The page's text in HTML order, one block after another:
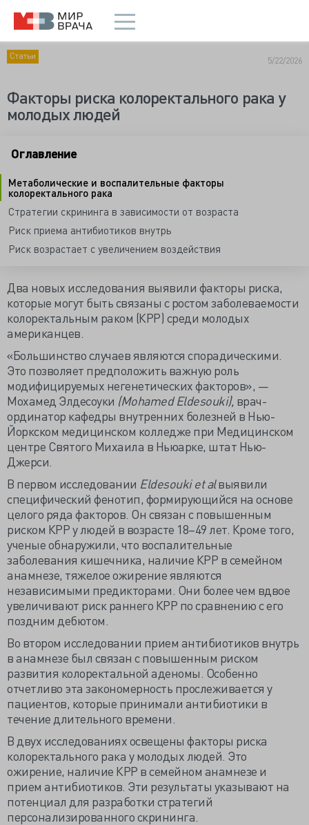
Статьи 5/22/2026
Факторы риска колоректального рака у
молодых людей
Оглавление
Метаболические и воспалительные факторы
колоректального рака
Стратегии скрининга в зависимости от возраста
Риск приема антибиотиков внутрь
Риск возрастает с увеличением воздействия
Два новых исследования выявили факторы риска,
которые могут быть связаны с ростом заболеваемости
колоректальным раком (КРР) среди молодых
американцев.
«Большинство случаев являются спорадическими.
Это позволяет предположить важную роль
модифицируемых негенетических факторов», —
Мохамед Элдесоуки (Mohamed Eldesouki), врач-
ординатор кафедры внутренних болезней в Нью-
Йоркском медицинском колледже при Медицинском
центре Святого Михаила в Ньюарке, штат Нью-
Джерси.
В первом исследовании Eldesouki et alвыявили
специфический фенотип, формирующийся на основе
целого ряда факторов. Он связан с повышенным
риском КРР у людей в возрасте 18–49 лет. Кроме того,
ученые обнаружили, что воспалительные
заболевания кишечника, наличие КРР в семейном
анамнезе, тяжелое ожирение являются
независимыми предикторами. Они более чем вдвое
увеличивают риск раннего КРР по сравнению с его
поздним дебютом.
Во втором исследовании прием антибиотиков внутрь
в анамнезе был связан с повышенным риском
развития колоректальной аденомы. Особенно
отчетливо эта закономерность прослеживается у
пациентов, которые принимали антибиотики в
течение длительного времени.
В двух исследованиях освещены факторы риска
колоректального рака у молодых людей. Это
ожирение, наличие КРР в семейном анамнезе и
прием антибиотиков. Эти результаты указывают на
потенциал для разработки стратегий
персонализированного скрининга.